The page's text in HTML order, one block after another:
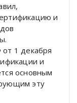
и
1 декабря
и
основным
эту